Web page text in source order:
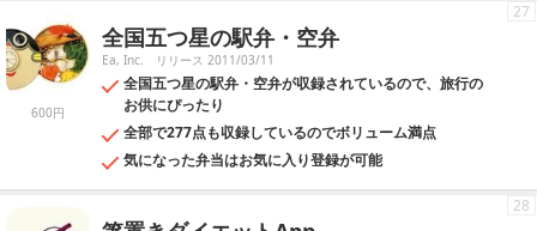
600円
全国五つ星の駅弁・空弁
Ea, Inc. リリース 2011/03/11
全国五つ星の駅弁・空弁が収録されているので、旅行の
お供にぴったり
全部で277点も収録しているのでボリューム満点
気になった弁当はお気に入り登録が可能
27
28